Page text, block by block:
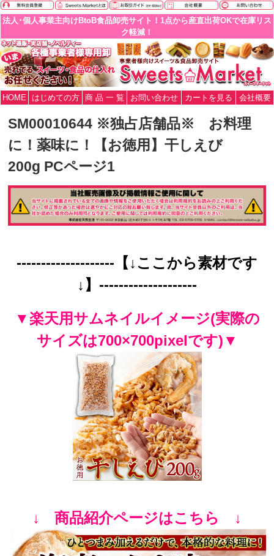
法人･個人事業主向けBtoB食品卸売サイト！1点から産直出荷OKで在庫リス
ク軽減！
HOME はじめての方 商 品 一 覧 お問い合わせ カートを見る 会社概要
SM00010644 ※独占店舗品※ お料理
に！薬味に！【お徳用】干しえび
200g PCページ1
--------------------【↓ここから素材です
↓】--------------------
▼楽天用サムネイルイメージ(実際の
サイズは700×700pixelです)▼
↓ 商品紹介ページはこちら ↓